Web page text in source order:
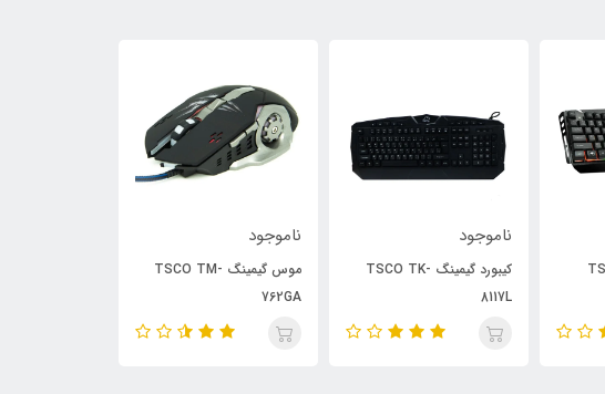
ناموجود
کیبورد گیمینگ TSCO TK-
8117L
ناموجود
موس گیمینگ TSCO TM-
762GA